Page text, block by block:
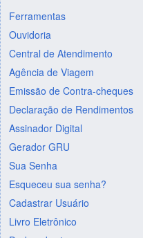
Ferramentas
Ouvidoria
Central de Atendimento
Agência de Viagem
Emissão de Contra-cheques
Declaração de Rendimentos
Assinador Digital
Gerador GRU
Sua Senha
Esqueceu sua senha?
Cadastrar Usuário
Livro Eletrônico